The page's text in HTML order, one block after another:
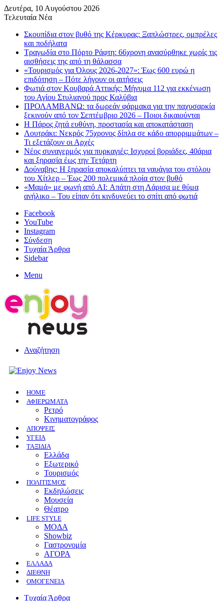
Δευτέρα, 10 Αυγούστου 2026
Τελευταία Νέα
Σκουπίδια στον βυθό της Κέρκυρας: Ξαπλώστρες, ομπρέλες
και ποδήλατα
Τραγωδία στο Πόρτο Ράφτη: 66χρονη ανασύρθηκε χωρίς τις
αισθήσεις της από τη θάλασσα
«Τουρισμός για Όλους 2026-2027»: Έως 600 ευρώ η
επιδότηση – Πότε λήγουν οι αιτήσεις
Φωτιά στον Κουβαρά Αττικής: Μήνυμα 112 για εκκένωση
του Αγίου Στυλιανού προς Καλύβια
ΠΡΟΛΑΜΒΑΝΩ: τα δωρεάν φάρμακα για την παχυσαρκία
ξεκινούν από τον Σεπτέμβριο 2026 – Ποιοι δικαιούνται
Η Πάρος ζητά ευθύνη, προστασία και αποκατάσταση
Λουτράκι: Νεκρός 75χρονος δίπλα σε κάδο απορριμμάτων –
Τι εξετάζουν οι Αρχές
Νέος συναγερμός για πυρκαγιές: Ισχυροί βοριάδες, 40άρια
και ξηρασία έως την Τετάρτη
Δούναβης: Η ξηρασία αποκαλύπτει τα ναυάγια του στόλου
του Χίτλερ – Έως 200 πολεμικά πλοία στον βυθό
«Μαμά» με φωνή από AI: Απάτη στη Λάρισα με θύμα
ανήλικο – Του είπαν ότι κινδυνεύει το σπίτι από φωτιά
Facebook
YouTube
Instagram
Σύνδεση
Τυχαία Άρθρα
Sidebar
Menu
Αναζήτηση
HOME
ΑΦΙΕΡΩΜΑΤΑ
Ρετρό
Κινηματογράφος
ΑΠΟΨΕΙΣ
ΥΓΕΙΑ
ΤΑΞΙΔΙΑ
Ελλάδα
Εξωτερικό
Τουρισμός
ΠΟΛΙΤΙΣΜΟΣ
Eκδηλώσεις
Mουσεία
Θέατρο
LIFE STYLE
ΜΟΔΑ
Showbiz
Γαστρονομία
ΑΓΟΡΑ
ΕΛΛΆΔΑ
ΔΙΕΘΝΉ
ΟΜΟΓΈΝΕΙΑ
Τυχαία Άρθρα